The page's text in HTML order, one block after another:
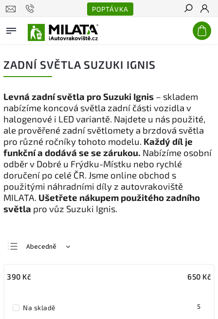
POPTÁVKA
Hledat
ZADNÍ SVĚTLA SUZUKI IGNIS
Levná zadní světla pro Suzuki Ignis – skladem
nabízíme koncová světla zadní části vozidla v
halogenové i LED variantě. Najdete u nás použité,
ale prověřené zadní světlomety a brzdová světla
pro různé ročníky tohoto modelu. Každý díl je
funkční a dodává se se zárukou. Nabízíme osobní
odběr v Dobré u Frýdku-Místku nebo rychlé
doručení po celé ČR. Jsme online obchod s
použitými náhradními díly z autovrakoviště
MILATA. Ušetřete nákupem použitého zadního
světla pro vůz Suzuki Ignis.
Abecedně
Nejdražší
390 Kč 650 Kč
Na skladě 5